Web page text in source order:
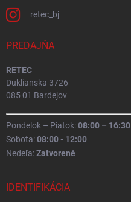
retec_bj
PREDAJŇA
RETEC
Duklianska 3726
085 01 Bardejov
Pondelok – Piatok:08:00 – 16:30
Sobota:08:00 - 12:00
Nedeľa:Zatvorené
IDENTIFIKÁCIA